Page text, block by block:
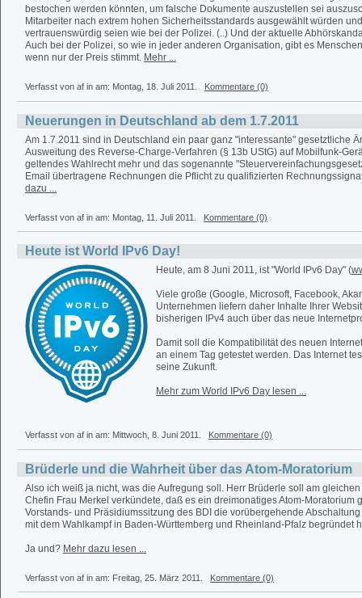
bestochen werden könnten, um falsche Dokumente auszustellen sei
Mitarbeiter nach extrem hohen Sicherheitsstandards ausgewählt würden
vertrauenswürdig seien wie bei der Polizei. (..) Und der aktuelle
Auch bei der Polizei, so wie in jeder anderen Organisation, gibt es
wenn nur der Preis stimmt. Mehr ...
Verfasst von af in am: Montag, 18. Juli 2011. Kommentare (0)
Neuerungen in Deutschland ab dem 1.7.2011
Am 1.7.2011 sind in Deutschland ein paar ganz "interessante" gesetztliche
Ausweitung des Reverse-Charge-Verfahren (§ 13b UStG) auf Mobilfunk-
geltendes Wahlrecht mehr und das sogenannte
Email übertragene Rechnungen die Pflicht zu qualifizierten
dazu ...
Verfasst von af in am: Montag, 11. Juli 2011. Kommentare (0)
Heute ist World IPv6 Day!
Heute, am 8 Juni 2011, ist "World IPv6 Day" (
Viele große (Google, Microsoft, Facebook,
Unternehmen liefern daher Inhalte Ihrer
bisherigen IPv4 auch über das neue
Damit soll die Kompatibilität des neuen
an einem Tag getestet werden. Das Internet
seine Zukunft.
Mehr zum World IPv6 Day lesen ...
Verfasst von af in am: Mittwoch, 8. Juni 2011. Kommentare (0)
Brüderle und die Wahrheit über das Atom-Moratorium
Also ich weiß ja nicht, was die Aufregung soll. Herr Brüderle soll am
Chefin Frau Merkel verkündete, daß es ein dreimonatiges Atom-Moratorium
Vorstands- und Präsidiumssitzung des BDI die vorübergehende
mit dem Wahlkampf in Baden-Württemberg und Rheinland-Pfalz begründet
Ja und? Mehr dazu lesen ...
Verfasst von af in am: Freitag, 25. März 2011. Kommentare (0)